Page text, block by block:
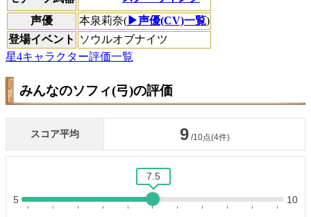
声優
本泉莉奈( ▶声優(CV)一覧)
登場イベント
ソウルオブナイツ
星4キャラクター評価一覧
みんなのソフィ(弓)の評価